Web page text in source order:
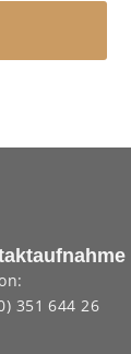
351 644 26